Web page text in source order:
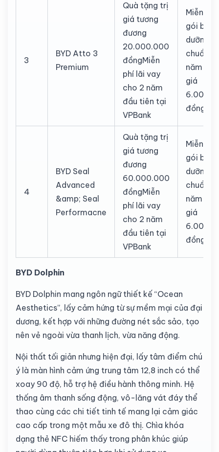
3
BYD Atto 3
Premium
Quà tặng trị
giá tương
đương
20.000.000
đồngMiễn
phí lãi vay
cho 2 năm
đầu tiên tại
VPBank
Miễn phí
gói bảo
dưỡng
chuẩn 6
năm - trị
giá
đồng
4
BYD Seal
Advanced
&amp; Seal
Performacne
Quà tặng trị
giá tương
đương
60.000.000
đồngMiễn
phí lãi vay
cho 2 năm
đầu tiên tại
VPBank
Miễn phí
gói bảo
dưỡng
chuẩn 6
năm - trị
giá
đồng
BYD Dolphin
BYD Dolphin mang ngôn ngữ thiết kế “Ocean
Aesthetics”, lấy cảm hứng từ sự mềm mại của đại
dương, kết hợp với những đường nét sắc sảo, tạo
nên vẻ ngoài vừa thanh lịch, vừa năng động.
Nội thất tối giản nhưng hiện đại, lấy tâm điểm chú
ý là màn hình cảm ứng trung tâm 12,8 inch có thể
xoay 90 độ, hỗ trợ hệ điều hành thông minh. Hệ
thống âm thanh sống động, vô-lăng vát đáy thể
thao cùng các chi tiết tinh tế mang lại cảm giác
cao cấp trong một mẫu xe đô thị. Chìa khóa
dạng thẻ NFC hiếm thấy trong phân khúc giúp